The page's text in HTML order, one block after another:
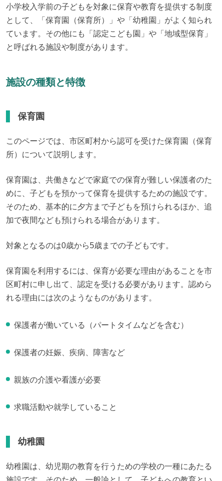
小学校入学前の子どもを対象に保育や教育を提供する制度
として、「保育園（保育所）」や「幼稚園」がよく知られ
ています。その他にも「認定こども園」や「地域型保育」
と呼ばれる施設や制度があります。
施設の種類と特徴
保育園
このページでは、市区町村から認可を受けた保育園（保育
所）について説明します。
保育園は、共働きなどで家庭での保育が難しい保護者のた
めに、子どもを預かって保育を提供するための施設です。
そのため、基本的に夕方まで子どもを預けられるほか、追
加で夜間なども預けられる場合があります。
対象となるのは0歳から5歳までの子どもです。
保育園を利用するには、保育が必要な理由があることを市
区町村に申し出て、認定を受ける必要があります。認めら
れる理由には次のようなものがあります。
保護者が働いている（パートタイムなどを含む）
保護者の妊娠、疾病、障害など
親族の介護や看護が必要
求職活動や就学していること
幼稚園
幼稚園は、幼児期の教育を行うための学校の一種にあたる